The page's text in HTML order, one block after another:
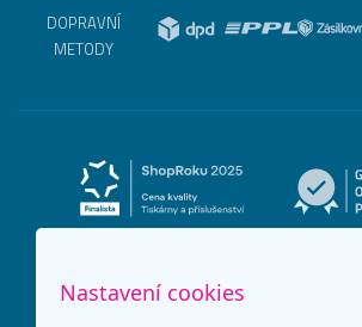
DOPRAVNÍ
METODY
Nastavení cookies